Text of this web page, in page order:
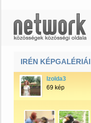
IRÉN KÉPGALÉRIÁI
Izolda3
69 kép